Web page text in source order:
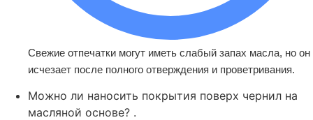
Свежие отпечатки могут иметь слабый запах масла, но он
исчезает после полного отверждения и проветривания.
Можно ли наносить покрытия поверх чернил на
масляной основе? .